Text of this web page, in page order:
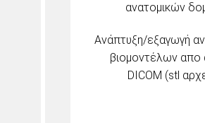
ανατομικών
Ανάπτυξη/εξαγωγή
βιομοντέλων απο
DICOM (stl